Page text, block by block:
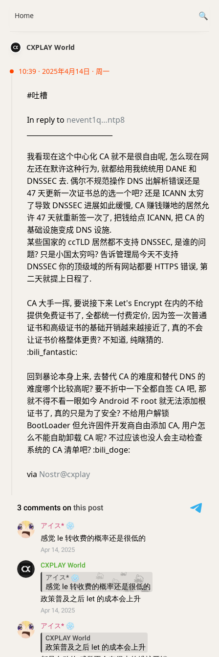
CXPLAY World
10:39 · 2025年4月14日 · 周一
#吐槽
In reply to nevent1q…ntp8
我看现在这个中心化 CA 就不是很自由呢, 怎么现在网
左还在默许这种行为, 就都给用我统统用 DANE 和
DNSSEC 去. 偶尔不规范操作 DNS 出解析错误还是
47 天更新一次证书总的选一个吧? 还是 ICANN 太穷
了导致 DNSSEC 进展如此缓慢, CA 赚钱赚地的居然允
许 47 天就重新签一次了, 把钱给点 ICANN, 把 CA 的
基础设施变成 DNS 设施.
某些国家的 ccTLD 居然都不支持 DNSSEC, 是谁的问
题? 只是小国太穷吗? 告诉管理局今天不支持
DNSSEC 你的顶级域的所有网站都要 HTTPS 错误, 第
二天就提上日程了.
CA 大手一挥, 要说接下来 Let's Encrypt 在内的不给
提供免费证书了, 全都统一付费定价, 因为签一次普通
证书和高级证书的基础开销越来越接近了, 真的不会
让证书价格整体更贵? 不知道, 纯瞎猜的.
:bili_fantastic:
回到暴论本身上来, 去替代 CA 的难度和替代 DNS 的
难度哪个比较高呢? 要不折中一下全都自签 CA 吧, 那
就不得不看一眼如今 Android 不 root 就无法添加根
证书了, 真的只是为了安全? 不给用户解锁
BootLoader 但允许固件开发商自由添加 CA, 用户怎
么不能自助卸载 CA 呢? 不过应该也没人会主动检查
系统的 CA 清单吧? :bili_doge:
via Nostr@cxplay
Home